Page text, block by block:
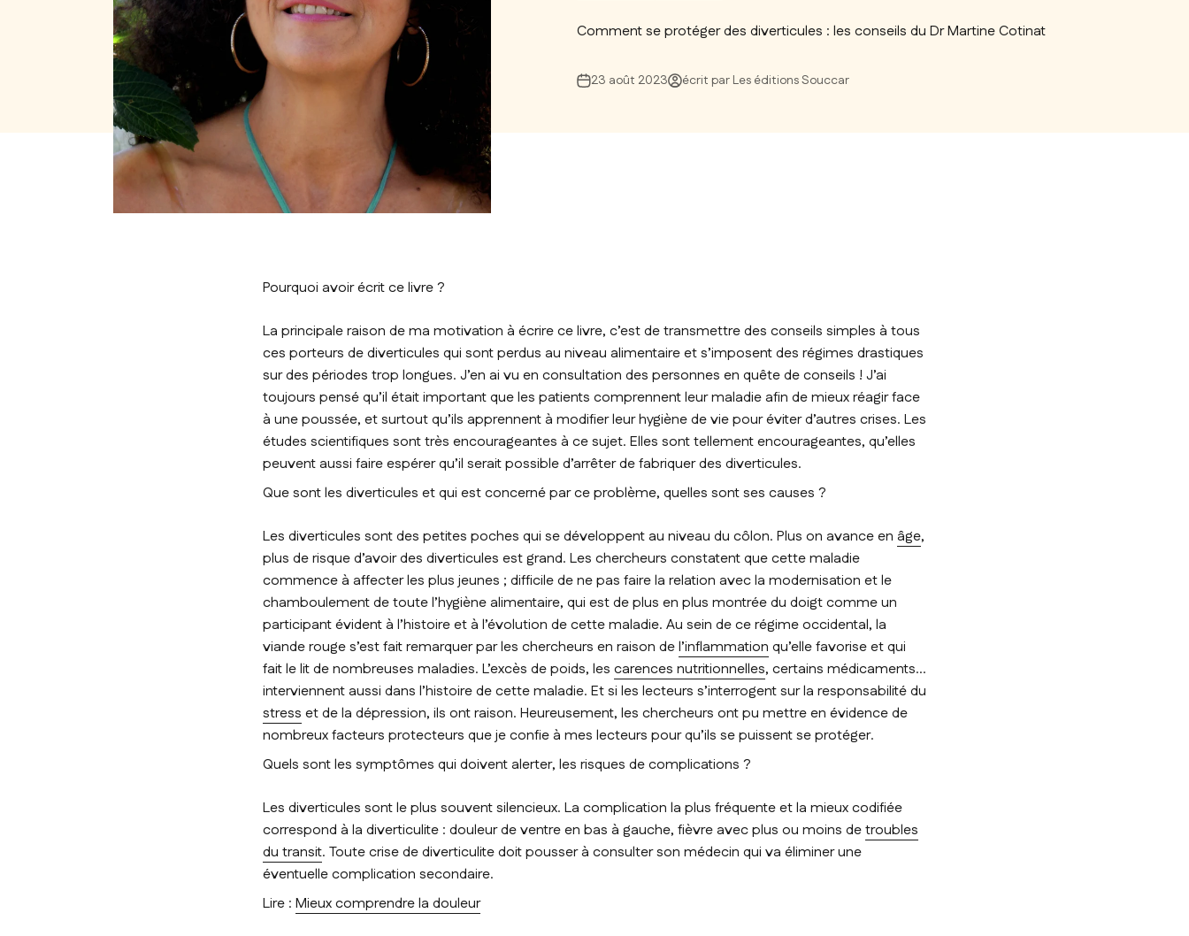
Comment se protéger des diverticules : les conseils du Dr Martine Cotinat
23 août 2023 écrit par Les éditions Souccar
Pourquoi avoir écrit ce livre ?
La principale raison de ma motivation à écrire ce livre, c’est de transmettre des conseils simples à tous
ces porteurs de diverticules qui sont perdus au niveau alimentaire et s’imposent des régimes drastiques
sur des périodes trop longues. J’en ai vu en consultation des personnes en quête de conseils ! J’ai
toujours pensé qu’il était important que les patients comprennent leur maladie afin de mieux réagir face
à une poussée, et surtout qu’ils apprennent à modifier leur hygiène de vie pour éviter d’autres crises. Les
études scientifiques sont très encourageantes à ce sujet. Elles sont tellement encourageantes, qu’elles
peuvent aussi faire espérer qu’il serait possible d’arrêter de fabriquer des diverticules.
Que sont les diverticules et qui est concerné par ce problème, quelles sont ses causes ?
Les diverticules sont des petites poches qui se développent au niveau du côlon. Plus on avance en âge,
plus de risque d’avoir des diverticules est grand. Les chercheurs constatent que cette maladie
commence à affecter les plus jeunes ; difficile de ne pas faire la relation avec la modernisation et le
chamboulement de toute l’hygiène alimentaire, qui est de plus en plus montrée du doigt comme un
participant évident à l’histoire et à l’évolution de cette maladie. Au sein de ce régime occidental, la
viande rouge s’est fait remarquer par les chercheurs en raison del’inflammation qu’elle favorise et qui
fait le lit de nombreuses maladies. L’excès de poids, les carences nutritionnelles, certains médicaments…
interviennent aussi dans l’histoire de cette maladie. Et si les lecteurs s’interrogent sur la responsabilité du
stress et de la dépression, ils ont raison. Heureusement, les chercheurs ont pu mettre en évidence de
nombreux facteurs protecteurs que je confie à mes lecteurs pour qu’ils se puissent se protéger.
Quels sont les symptômes qui doivent alerter, les risques de complications ?
Les diverticules sont le plus souvent silencieux. La complication la plus fréquente et la mieux codifiée
correspond à la diverticulite : douleur de ventre en bas à gauche, fièvre avec plus ou moins detroubles
du transit. Toute crise de diverticulite doit pousser à consulter son médecin qui va éliminer une
éventuelle complication secondaire.
Lire : Mieux comprendre la douleur